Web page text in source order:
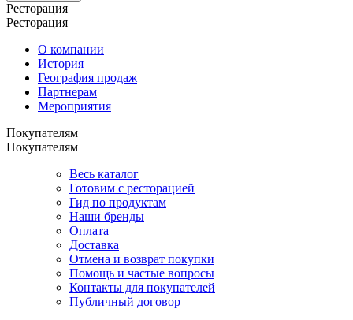
Ресторация
Ресторация
О компании
История
География продаж
Партнерам
Мероприятия
Покупателям
Покупателям
Весь каталог
Готовим с ресторацией
Гид по продуктам
Наши бренды
Оплата
Доставка
Отмена и возврат покупки
Помощь и частые вопросы
Контакты для покупателей
Публичный договор